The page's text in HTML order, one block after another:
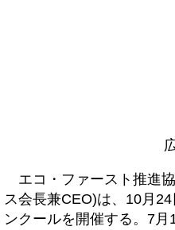
エコ・ファースト推進
ス会長兼CEO)は、10月
ンクールを開催する。7